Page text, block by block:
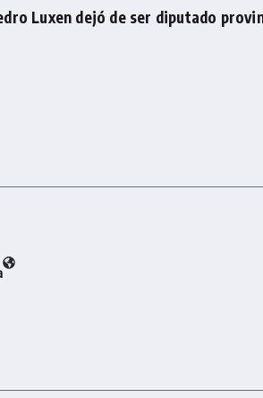
Luxen dejó de ser diputado